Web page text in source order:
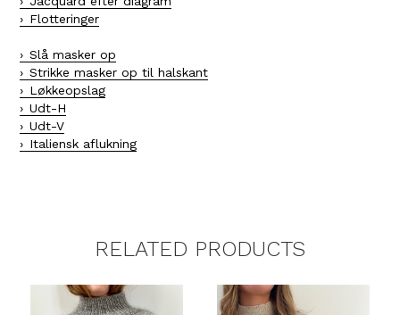
Flotteringer
Slå masker op
Strikke masker op til halskant
Løkkeopslag
Udt-H
Udt-V
Italiensk aflukning
RELATED PRODUCTS